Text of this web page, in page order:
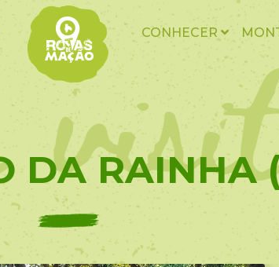
CONHECER
DA RAINHA